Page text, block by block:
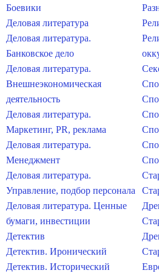
Боевики
Деловая литература
Деловая литература.
Банковское дело
Деловая литература.
Внешнеэкономическая
деятельность
Деловая литература.
Маркетинг, PR, реклама
Деловая литература.
Менеджмент
Деловая литература.
Управление, подбор персонала
Деловая литература. Ценные
бумаги, инвестиции
Детектив
Детектив. Иронический
Детектив. Исторический